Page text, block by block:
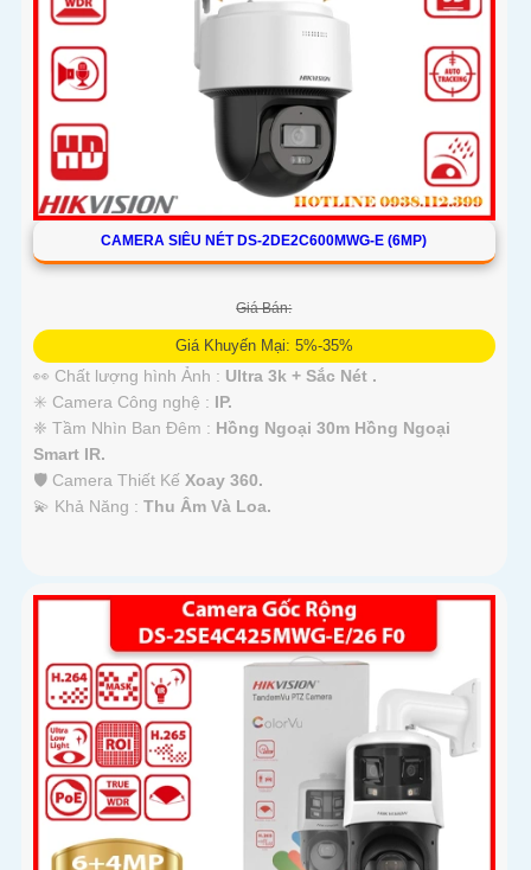
CAMERA SIÊU NÉT DS-2DE2C600MWG-E (6MP)
Giá Bán:
Giá Khuyến Mại: 5%-35%
👀 Chất lượng hình Ảnh : Ultra 3k + Sắc Nét .
✳️ Camera Công nghệ : IP.
❈ Tầm Nhìn Ban Đêm : Hồng Ngoại 30m Hồng Ngoại
Smart IR.
🛡 Camera Thiết Kế Xoay 360.
️💫 Khả Năng : Thu Âm Và Loa.